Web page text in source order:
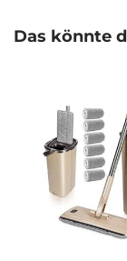
Das könnte